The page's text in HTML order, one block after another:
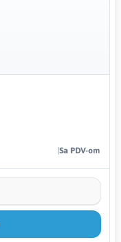
Sa PDV-om